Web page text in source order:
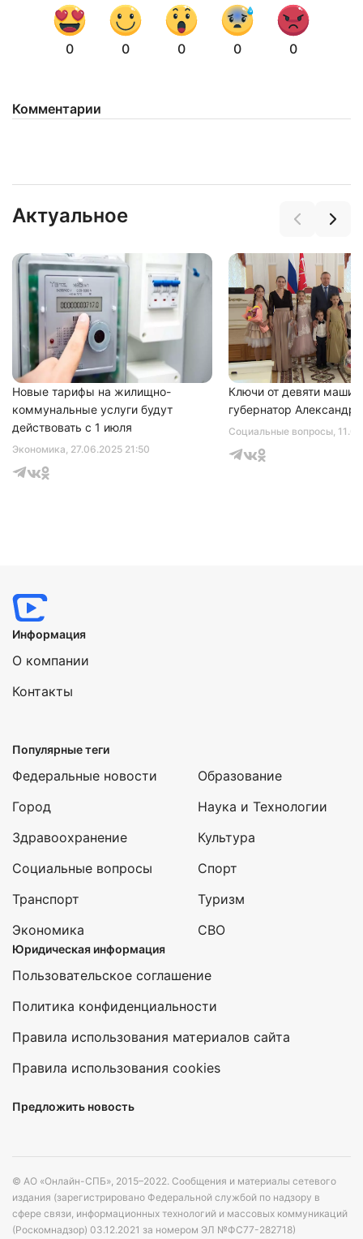
0 0 0 0 0
Комментарии
Актуальное
Экономика, 27.06.2025 21:50
Новые тарифы на жилищно-
коммунальные услуги будут
действовать с 1 июля
Социальные вопросы,
Ключи от девяти машин
губернатор Александр
Информация
О компании
Контакты
Популярные теги
Федеральные новости
Город
Здравоохранение
Социальные вопросы
Транспорт
Экономика
Образование
Наука и Технологии
Культура
Спорт
Туризм
СВО
Юридическая информация
Пользовательское соглашение
Политика конфиденциальности
Правила использования материалов сайта
Правила использования cookies
Предложить новость
© АО «Онлайн-СПБ», 2015–2022. Сообщения и материалы сетевого
издания (зарегистрировано Федеральной службой по надзору в
сфере связи, информационных технологий и массовых коммуникаций
(Роскомнадзор) 03.12.2021 за номером ЭЛ №ФС77-282718)